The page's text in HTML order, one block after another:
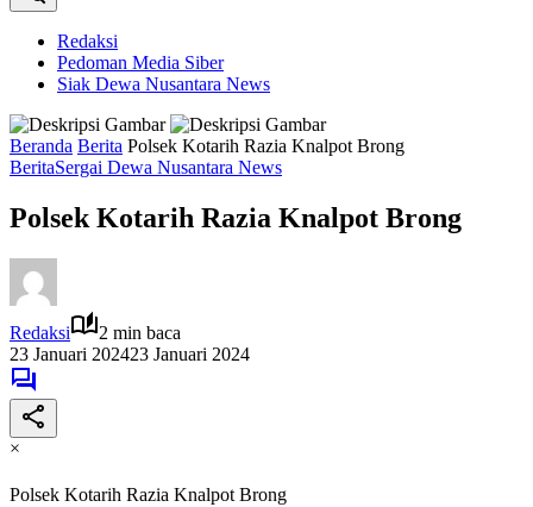
Redaksi
Pedoman Media Siber
Siak Dewa Nusantara News
Beranda Berita Polsek Kotarih Razia Knalpot Brong
BeritaSergai Dewa Nusantara News
Polsek Kotarih Razia Knalpot Brong
Redaksi
2 min baca
23 Januari 202423 Januari 2024
×
Polsek Kotarih Razia Knalpot Brong